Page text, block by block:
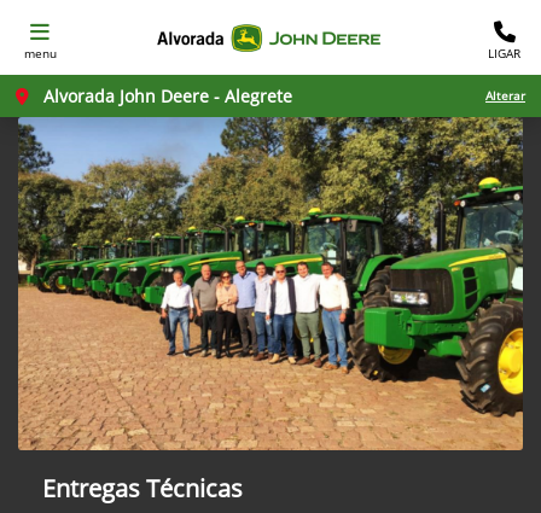
menu LIGAR
Alvorada John Deere - Alegrete Alterar
Entregas Técnicas